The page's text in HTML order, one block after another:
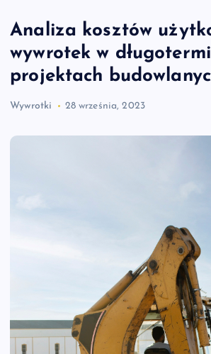
Analiza kosztów
wywrotek w
projektach
Wywrotki 28 września, 2023